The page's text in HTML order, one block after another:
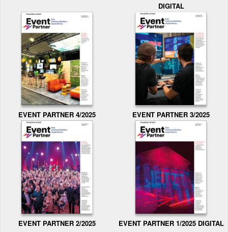
DIGITAL
EVENT PARTNER 4/2025 EVENT PARTNER 3/2025
EVENT PARTNER 2/2025 EVENT PARTNER 1/2025 DIGITAL